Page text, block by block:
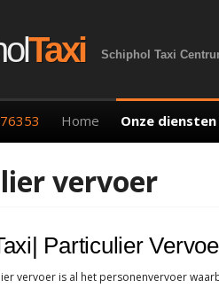
Taxi Schiphol Taxi
Home Onze diensten
Zakelijk vervoer
Particulier vervoer
Directie vervoer
vervoer
Particulier
vervoer is al het personenvervoer